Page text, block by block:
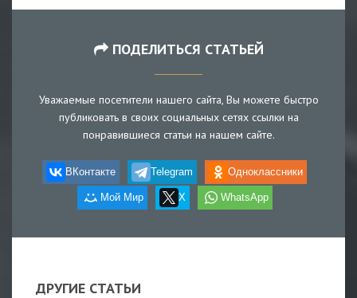
ПОДЕЛИТЬСЯ СТАТЬЕЙ
Уважаемые посетители нашего сайта, Вы можете быстро
публиковать в своих социальных сетях ссылки на
понравившиеся статьи на нашем сайте.
ВКонтакте Telegram Одноклассники
Мой Мир X WhatsApp
ДРУГИЕ СТАТЬИ